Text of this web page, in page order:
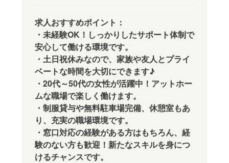
求人おすすめポイント：
・未経験OK！しっかりしたサポート体制で
安心して働ける環境です。
・土日祝休みなので、家族や友人とプライ
ベートな時間を大切にできます♪
・20代～50代の女性が活躍中！アットホー
ムな職場で楽しく働けます。
・制服貸与や無料駐車場完備、休憩室もあ
り、充実の職場環境です。
・窓口対応の経験がある方はもちろん、経
験のない方も歓迎！新たなスキルを身につ
けるチャンスです。